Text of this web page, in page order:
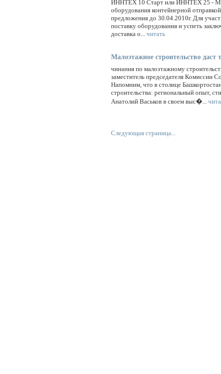
ИННТЕХ 10 Старт или ИННТЕХ 25 -
оборудования контейнерной
предложения до 30.04.2010г. Для
поставку оборудования и успеть
доставка о...читать
Малоэтажное строительство даст
чинания по малоэтажному
заместитель председателя
Напомним, что в столице
строительства: региональный опыт,
Анатолий Васьков в своем выс�...
Следующая страница...